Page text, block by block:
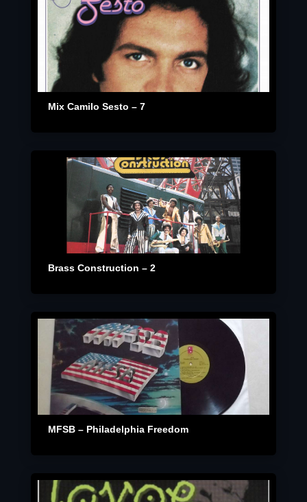
Mix Camilo Sesto – 7
Brass Construction – 2
MFSB – Philadelphia Freedom